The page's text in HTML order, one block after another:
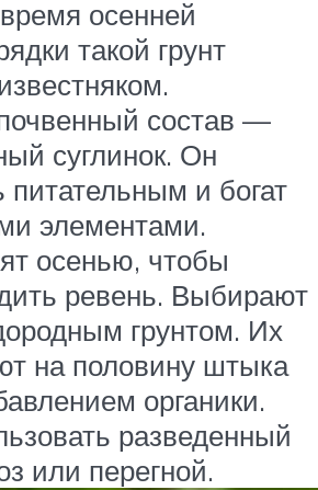
осенней
такой грунт
состав —
суглинок. Он
и богат
элементами.
осенью, чтобы
ревень. Выбирают
грунтом. Их
на половину штыка
органики.
разведенный
или перегной.